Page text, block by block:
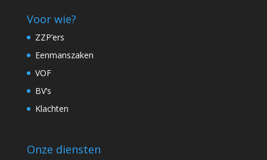
Voor wie?
ZZP’ers
Eenmanszaken
VOF
BV’s
Klachten
Onze diensten